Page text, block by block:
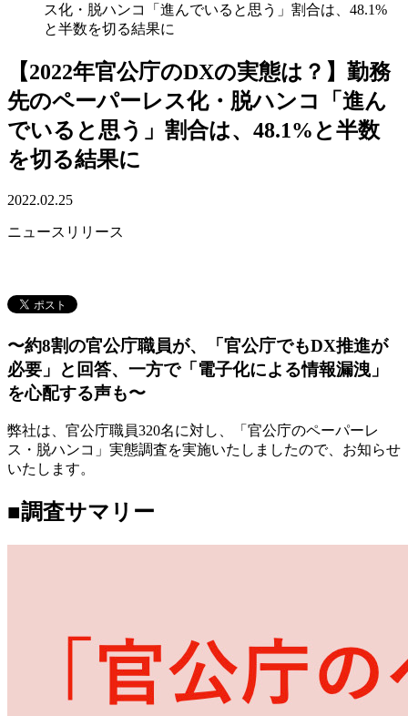
ス化・脱ハンコ「進んでいると思う」割合は、48.1%
と半数を切る結果に
【2022年官公庁のDXの実態は？】勤務
先のペーパーレス化・脱ハンコ「進ん
でいると思う」割合は、48.1%と半数
を切る結果に
2022.02.25
ニュースリリース
〜約8割の官公庁職員が、「官公庁でもDX推進が
必要」と回答、一方で「電子化による情報漏洩」
を心配する声も〜
弊社は、官公庁職員320名に対し、「官公庁のペーパーレ
ス・脱ハンコ」実態調査を実施いたしましたので、お知らせ
いたします。
■調査サマリー